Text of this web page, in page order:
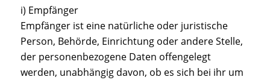
i) Empfänger
Empfänger ist eine natürliche oder juristische
Person, Behörde, Einrichtung oder andere Stelle,
der personenbezogene Daten offengelegt
werden, unabhängig davon, ob es sich bei ihr um